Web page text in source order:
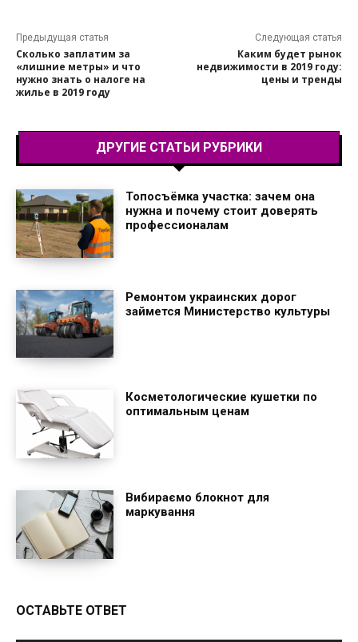
Предыдущая статья
Сколько заплатим за
«лишние метры» и что
нужно знать о налоге на
жилье в 2019 году
Следующая статья
Каким будет рынок
недвижимости в 2019 году:
цены и тренды
ДРУГИЕ СТАТЬИ РУБРИКИ
Топосъёмка участка: зачем она
нужна и почему стоит доверять
профессионалам
Ремонтом украинских дорог
займется Министерство культуры
Косметологические кушетки по
оптимальным ценам
Вибираємо блокнот для
маркування
ОСТАВЬТЕ ОТВЕТ